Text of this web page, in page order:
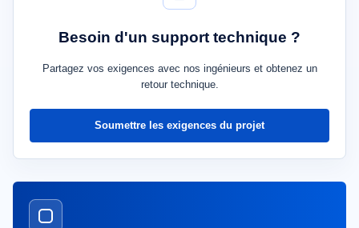
Besoin d'un support technique ?
Partagez vos exigences avec nos ingénieurs et obtenez un
retour technique.
Soumettre les exigences du projet